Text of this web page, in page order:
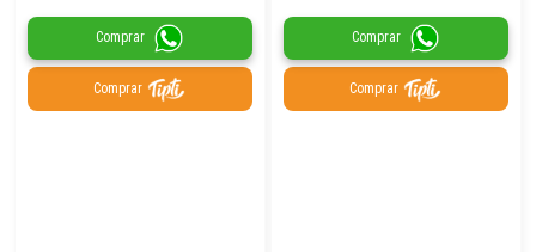
Comprar
Comprar
Comprar
Comprar